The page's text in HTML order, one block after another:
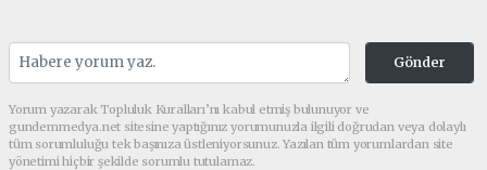
Gönder
Yorum yazarak Topluluk Kuralları’nı kabul etmiş bulunuyor ve
gundemmedya.net sitesine yaptığınız yorumunuzla ilgili doğrudan veya dolaylı
tüm sorumluluğu tek başınıza üstleniyorsunuz. Yazılan tüm yorumlardan site
yönetimi hiçbir şekilde sorumlu tutulamaz.